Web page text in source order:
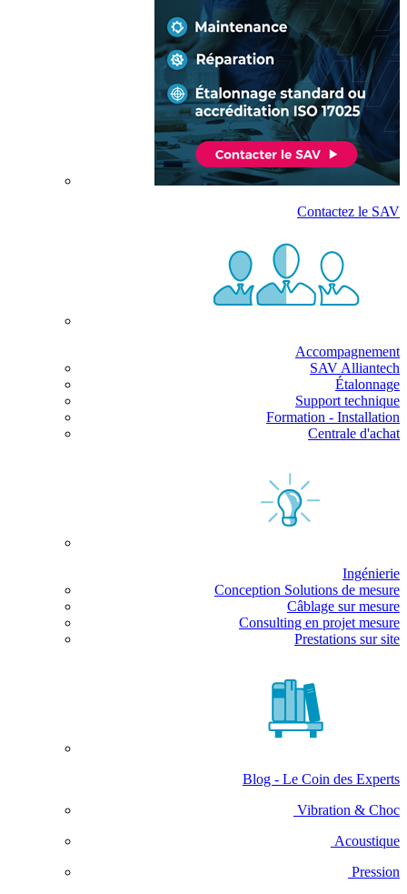
Contactez le SAV
Accompagnement
SAV Alliantech
Étalonnage
Support technique
Formation - Installation
Centrale d'achat
Ingénierie
Conception Solutions de mesure
Câblage sur mesure
Consulting en projet mesure
Prestations sur site
Blog - Le Coin des Experts
Vibration & Choc
Acoustique
Pression